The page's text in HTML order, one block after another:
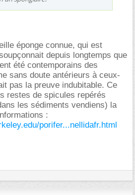
éponge connue, qui est
depuis longtemps que
été contemporains des
sans doute antérieurs à ceux-
pas la preuve indubitable. Ce
restes de spicules repérés
les sédiments vendiens) la
:
porifer...nellidafr.html